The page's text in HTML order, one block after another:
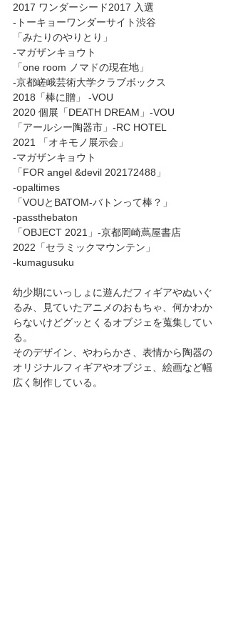
2017 ワンダーシード2017 入選
-トーキョーワンダーサイト渋谷
「みたりのやりとり」
-マガザンキョウト
「one room ノマドの現在地」
-京都嵯峨芸術大学クラブボックス
2018「棒に贈」 -VOU
2020 個展「DEATH DREAM」-VOU
「アールシー陶器市」-RC HOTEL
2021 「オキモノ展示会」
-マガザンキョウト
「FOR angel &devil 202172488」
-opaltimes
「VOUとBATOM-バトンって棒？」
-passthebaton
「OBJECT 2021」-京都岡崎蔦屋書店
2022「セラミックマウンテン」
-kumagusuku
幼少期にいっしょに遊んだフィギアやぬいぐ
るみ、見ていたアニメのおもちゃ、何かわか
らないけどグッとくるオブジェを蒐集してい
る。
そのデザイン、やわらかさ、表情から陶器の
オリジナルフィギアやオブジェ、絵画など幅
広く制作している。